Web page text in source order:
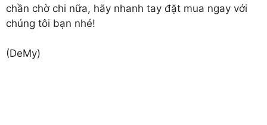
chần chờ chi nữa, hãy nhanh tay đặt mua ngay với
chúng tôi bạn nhé!
(DeMy)